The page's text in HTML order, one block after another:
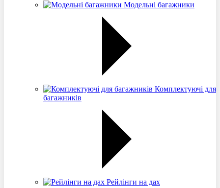
Модельні багажники
Комплектуючі для
багажників
Рейлінги на дах